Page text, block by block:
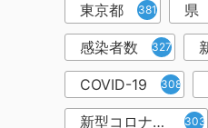
東京都 381 県
感染者数 327
COVID-19 308
新型コロナウィルス感染症 303